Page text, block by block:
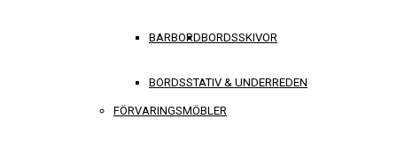
BARBORDBORDSSKIVOR
BORDSSTATIV & UNDERREDEN
FÖRVARINGSMÖBLER